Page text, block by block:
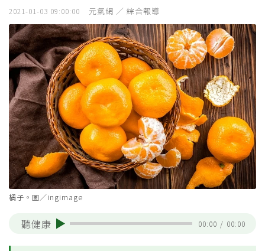
2021-01-03 09:00:00 元氣網 ／ 綜合報導
橘子。圖／ingimage
聽健康 00:00 / 00:00